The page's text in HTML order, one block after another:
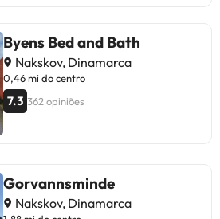
Byens Bed and Bath
Nakskov, Dinamarca
0,46 mi do centro
7.3 362 opiniões
Gorvannsminde
Nakskov, Dinamarca